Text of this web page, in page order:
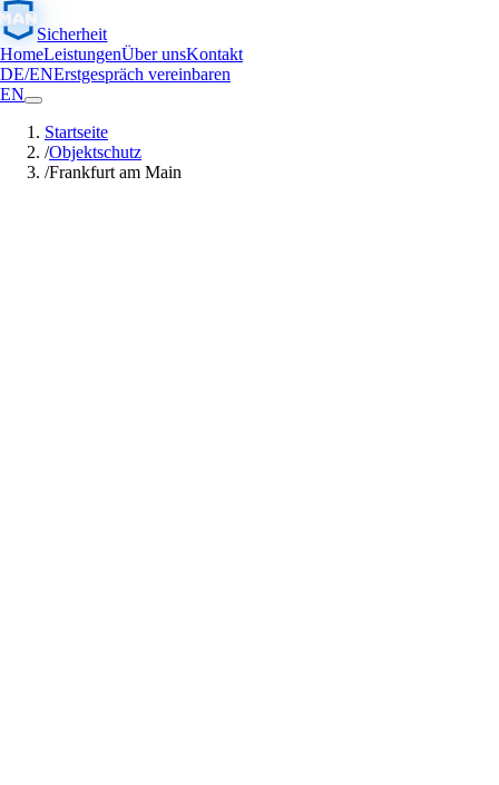
Sicherheit
HomeLeistungenÜber unsKontakt
DE/ENErstgespräch vereinbaren
EN
Startseite
/Objektschutz
/Frankfurt am Main